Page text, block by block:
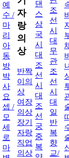
예
수 /
마
리
아
동
방
박
사
요
셉 /
모
세
로
마
자
랑
의
상
반짝
이의
상
여장
의상
장기
자랑
직업
의상
댄
스
삼
국
시
대
조
선
시
대
조
선
궁
중
복
조
선
시
대
무
관
조
선
시
대
일
반
복
향
교/
지
비